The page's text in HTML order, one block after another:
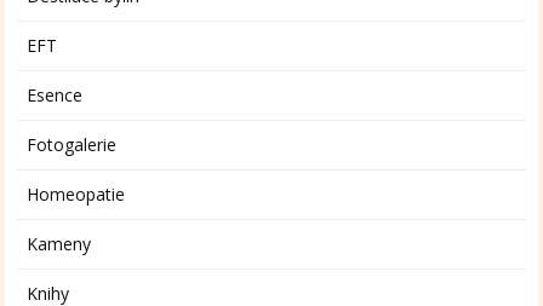
EFT
Esence
Fotogalerie
Homeopatie
Kameny
Knihy